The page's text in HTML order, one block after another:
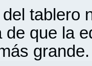
tablero
de que la
grande.